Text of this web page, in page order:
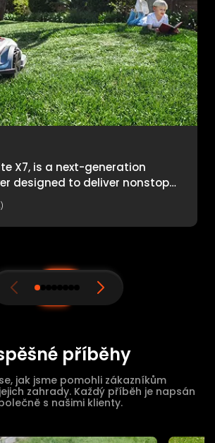
X7, is a next-generation
to deliver nonstop
unmatched cutting
příběhy
jak jsme pomohli zákazníkům
zahrady. Každý příběh je napsán
s našimi klienty.